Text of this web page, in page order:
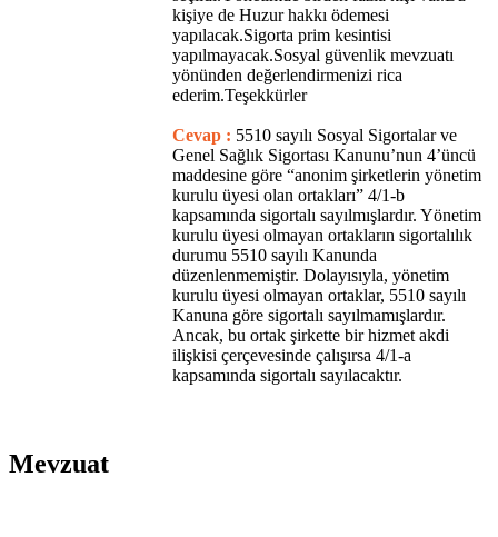
kişiye de Huzur hakkı ödemesi
yapılacak.Sigorta prim kesintisi
yapılmayacak.Sosyal güvenlik mevzuatı
yönünden değerlendirmenizi rica
ederim.Teşekkürler
Cevap : 5510 sayılı Sosyal Sigortalar ve
Genel Sağlık Sigortası Kanunu’nun 4’üncü
maddesine göre “anonim şirketlerin yönetim
kurulu üyesi olan ortakları” 4/1-b
kapsamında sigortalı sayılmışlardır. Yönetim
kurulu üyesi olmayan ortakların sigortalılık
durumu 5510 sayılı Kanunda
düzenlenmemiştir. Dolayısıyla, yönetim
kurulu üyesi olmayan ortaklar, 5510 sayılı
Kanuna göre sigortalı sayılmamışlardır.
Ancak, bu ortak şirkette bir hizmet akdi
ilişkisi çerçevesinde çalışırsa 4/1-a
kapsamında sigortalı sayılacaktır.
Mevzuat